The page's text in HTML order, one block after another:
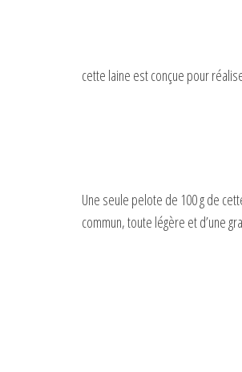
cette laine est conçue pour
Une seule pelote de 100 g de
commun, toute légère et d’une